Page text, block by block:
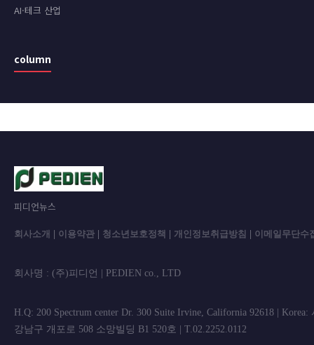
AI·테크 산업
column
피디언뉴스
회사소개 | 이용약관 | 청소년보호정책 | 개인정보취급방침 | 이메일무단수
회사명 : (주)피디언 | PEDIEN co.,
H.Q: 200 Spectrum center Dr. 300 Suite Irvine, California 92618 | Korea:
강남구 개포로 508 소망빌딩 B1 520호 | T.02.2252.0112